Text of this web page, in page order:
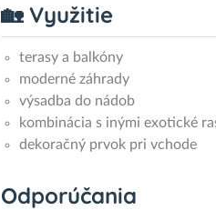
🏡 Využitie
terasy a balkóny
moderné záhrady
výsadba do nádob
kombinácia s inými exotické
dekoračný prvok pri vchode
Odporúčania